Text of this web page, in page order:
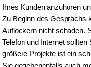
Ihres Kunden anzuhören
Zu Beginn des Gesprächs
Auflockern nicht schaden.
Telefon und Internet
größere Projekte ist ein
Sie gegebenenfalls auch